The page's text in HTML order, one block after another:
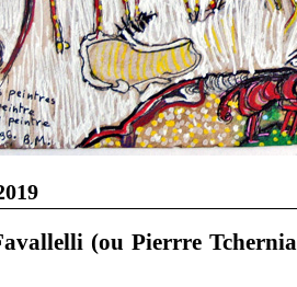
(ou Pierrre